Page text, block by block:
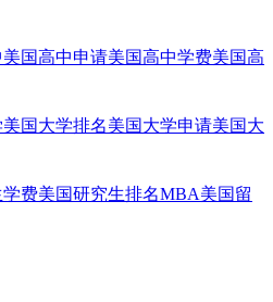
美国高中申请美国高中学费美国高
美国大学排名美国大学申请美国大
学费美国研究生排名MBA美国留